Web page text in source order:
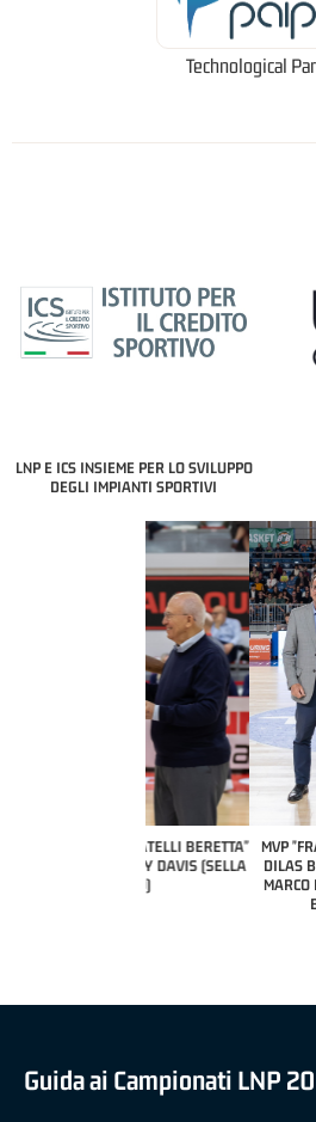
Technological
LNP E ICS INSIEME PER LO SVILUPPO
DEGLI IMPIANTI SPORTIVI
MVP "FRATELLI
DILAS B NAZIONALE
MARCO RESTELLI (TAV
BRIANZA
Guida ai Campionati LNP